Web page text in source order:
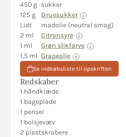
450 g sukker
125 g
Druesukker
Lidt
madolie (neutral smag)
2 ml
Citronsyre
1 ml
Grøn slikfarve
1,5 ml Grapeolie
Se indkøbsliste til opskriften
Redskaber
1 håndklæde
1 bageplade
1 pensel
1 bolsjevæv
2 plastskrabere